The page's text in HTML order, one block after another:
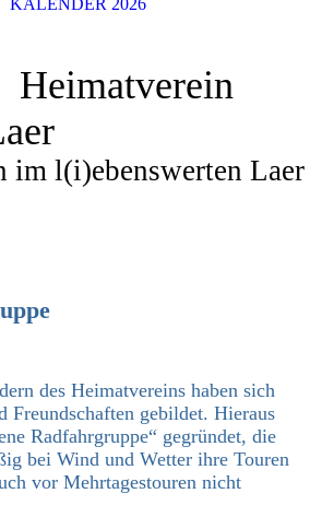
Heimatverein
im l(i)ebenswerten Laer
des Heimatvereins haben sich
Freundschaften gebildet. Hieraus
Radfahrgruppe“ gegründet, die
bei Wind und Wetter ihre Touren
vor Mehrtagestouren nicht
KALENDER 2026